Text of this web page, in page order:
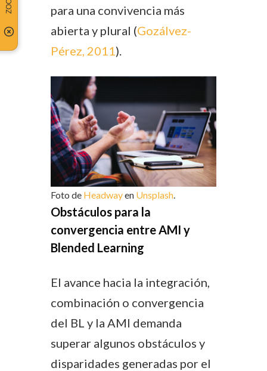
para una convivencia más
abierta y plural (Gozálvez-
Pérez, 2011).
Foto de Headwayen Unsplash.
Obstáculos para la
convergencia entre AMI y
Blended Learning
El avance hacia la integración,
combinación o convergencia
del BL y la AMI demanda
superar algunos obstáculos y
disparidades generadas por el